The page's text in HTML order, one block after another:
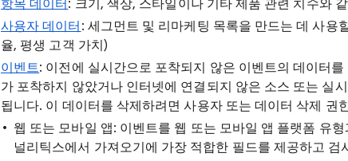
항목 데이터 : 크기, 색상, 스타일이나 기타 제품 관련 치수와
사용자 데이터 : 세그먼트 및 리마케팅 목록을 만드는 데 사용
율, 평생 고객 가치)
이벤트: 이전에 실시간으로 포착되지 않은 이벤트의 데이터
가 포착하지 않았거나 인터넷에 연결되지 않은 소스 또는 실
됩니다. 이 데이터를 삭제하려면 사용자 또는 데이터 삭제 권
웹 또는 모바일 앱: 이벤트를 웹 또는 모바일 앱 플랫폼 유
널리틱스에서 가져오기에 가장 적합한 필드를 제공하고 검